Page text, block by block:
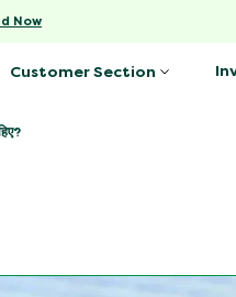
Now
Customer Section